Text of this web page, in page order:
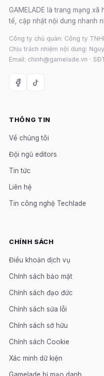
GAMELADE là trang mạng
tế, cập nhật nội dung nhanh
Công ty chủ quản: Công ty
Chịu trách nhiệm nội dung:
Email: chinh@gamelade.vn ·
THÔNG TIN
Về chúng tôi
Đội ngũ editors
Tin tức
Liên hệ
Tin công nghệ Techlade
CHÍNH SÁCH
Điều khoản dịch vụ
Chính sách bảo mật
Chính sách đạo đức
Chính sách sửa lỗi
Chính sách sở hữu
Chính sách Cookie
Xác minh dữ kiện